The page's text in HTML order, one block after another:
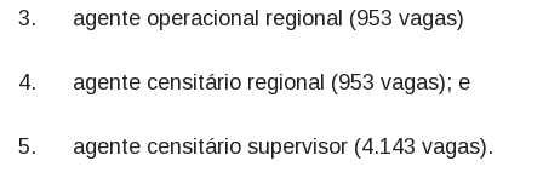
3. agente operacional regional (953 vagas)
4. agente censitário regional (953 vagas); e
5. agente censitário supervisor (4.143 vagas).